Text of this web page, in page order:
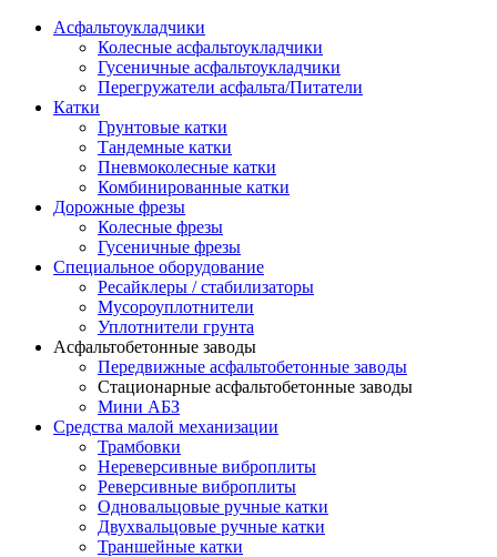
Асфальтоукладчики
Колесные асфальтоукладчики
Гусеничные асфальтоукладчики
Перегружатели асфальта/Питатели
Катки
Грунтовые катки
Тандемные катки
Пневмоколесные катки
Комбинированные катки
Дорожные фрезы
Колесные фрезы
Гусеничные фрезы
Специальное оборудование
Ресайклеры / стабилизаторы
Мусороуплотнители
Уплотнители грунта
Асфальтобетонные заводы
Передвижные асфальтобетонные заводы
Стационарные асфальтобетонные заводы
Мини АБЗ
Средства малой механизации
Трамбовки
Нереверсивные виброплиты
Реверсивные виброплиты
Одновальцовые ручные катки
Двухвальцовые ручные катки
Траншейные катки